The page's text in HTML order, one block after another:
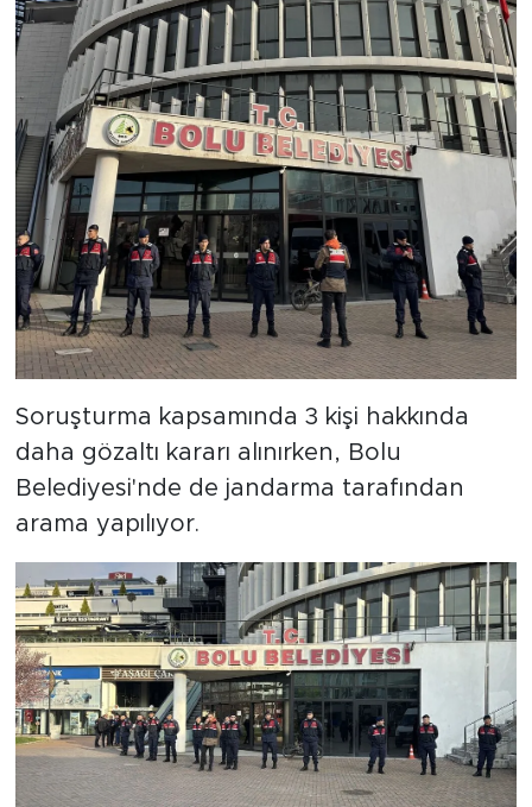
Soruşturma kapsamında 3 kişi hakkında
daha gözaltı kararı alınırken, Bolu
Belediyesi'nde de jandarma tarafından
arama yapılıyor.